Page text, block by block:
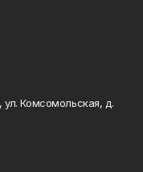
ул. Комсомольская, д.